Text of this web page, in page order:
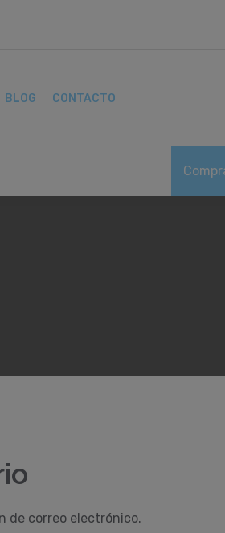
BLOG CONTACTO
de correo electrónico.